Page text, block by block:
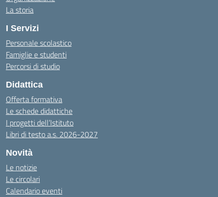
La storia
I Servizi
Personale scolastico
Famiglie e studenti
Percorsi di studio
Didattica
Offerta formativa
Le schede didattiche
I progetti dell’Istituto
Libri di testo a.s. 2026-2027
Novità
Le notizie
Le circolari
Calendario eventi